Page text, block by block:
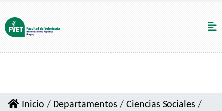
Inicio / Departamentos / Ciencias Sociales /